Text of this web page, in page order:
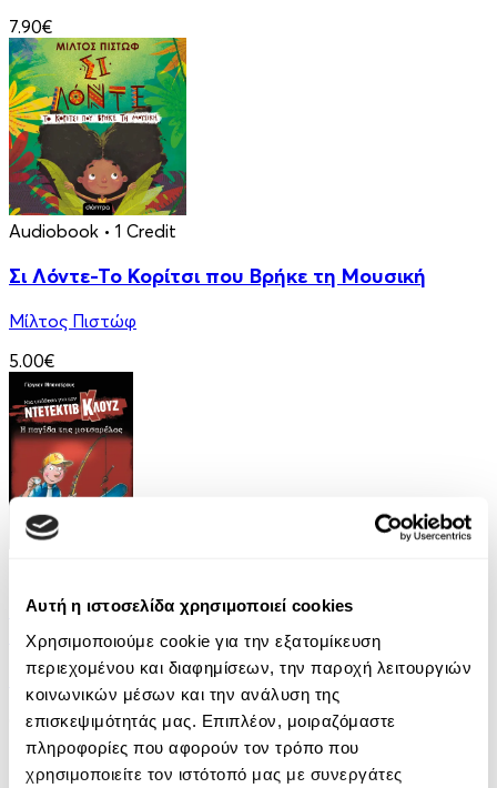
Αυτή η ιστοσελίδα χρησιμοποιεί cookies
Χρησιμοποιούμε cookie για την εξατομίκευση
περιεχομένου και διαφημίσεων, την παροχή λειτουργιών
κοινωνικών μέσων και την ανάλυση της
επισκεψιμότητάς μας. Επιπλέον, μοιραζόμαστε
πληροφορίες που αφορούν τον τρόπο που
χρησιμοποιείτε τον ιστότοπό μας με συνεργάτες
7.90€
Audiobook • 1 Credit
Σι Λόντε-Το Κορίτσι που Βρήκε τη Μουσική
Μίλτος Πιστώφ
5.00€
Μια υπόθεση για τον ντετέκτιβ Κλουζ 8: Η
παγίδα της μοτσαρέλας
Jurgen Banscherus
6.99€